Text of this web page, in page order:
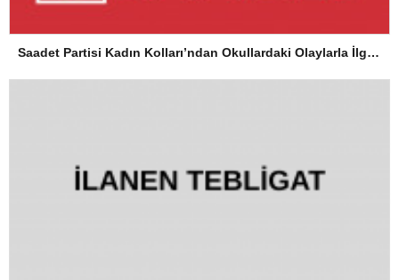
Saadet Partisi Kadın Kolları’ndan Okullardaki Olaylarla İlgili Basın Açıklaması